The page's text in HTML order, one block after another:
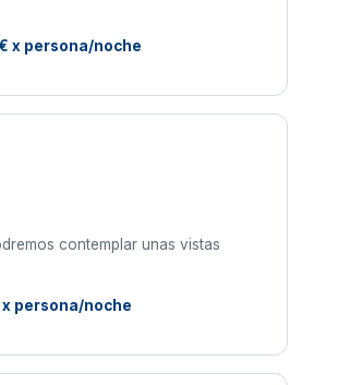
x persona/noche
contemplar unas vistas
x persona/noche